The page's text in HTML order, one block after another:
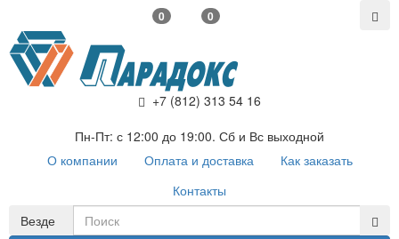
0 0
+7 (812) 313 54 16
Пн-Пт: с 12:00 до 19:00. Сб и Вс выходной
О компании
Оплата и доставка
Как заказать
Контакты
Везде